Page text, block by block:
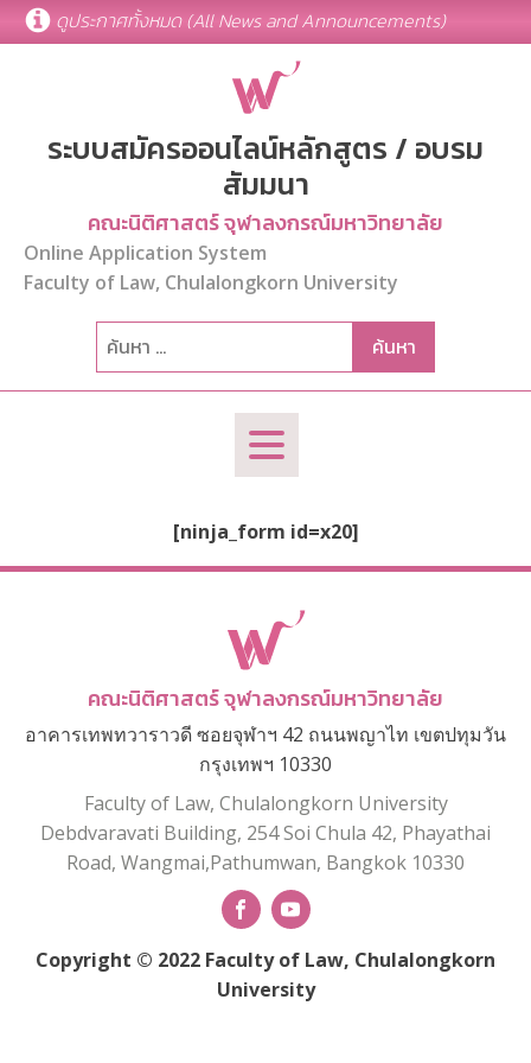
ดูประกาศทั้งหมด (All News and Announcements)
ระบบสมัครออนไลน์หลักสูตร / อบรม
สัมมนา
คณะนิติศาสตร์ จุฬาลงกรณ์มหาวิทยาลัย
Online Application System
Faculty of Law, Chulalongkorn University
ค้นหา
สำหรับ:
[ninja_form id=x20]
คณะนิติศาสตร์ จุฬาลงกรณ์มหาวิทยาลัย
อาคารเทพทวาราวดี ซอยจุฬาฯ 42 ถนนพญาไท เขตปทุมวัน
กรุงเทพฯ 10330
Faculty of Law, Chulalongkorn University
Debdvaravati Building, 254 Soi Chula 42, Phayathai
Road, Wangmai,Pathumwan, Bangkok 10330
Copyright © 2022 Faculty of Law, Chulalongkorn
University